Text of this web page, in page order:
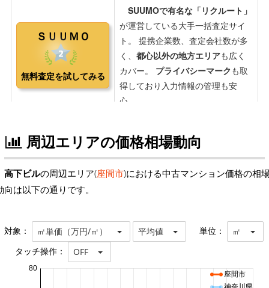
周辺エリアの価格相場動向
高下ビルの周辺エリア(座間市)における中古マンション価格の相
向は以下の通りです。
対象： ㎡単価（万円/㎡） 平均値 単位： ㎡
タッチ操作： OFF
80
座間市